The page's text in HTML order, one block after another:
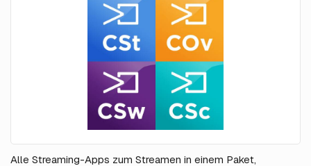
Alle Streaming-Apps zum Streamen in einem Paket,